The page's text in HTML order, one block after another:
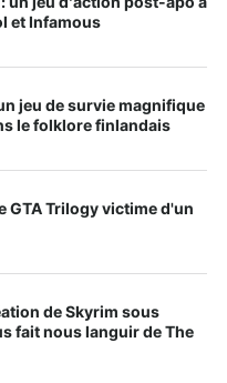
un jeu d’action post-apo à
et Infamous
jeu de survie magnifique
le folklore finlandais
GTA Trilogy victime d'un
de Skyrim sous
fait nous languir de The